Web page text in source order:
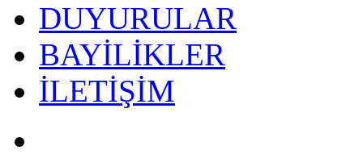
DUYURULAR
BAYİLİKLER
İLETİŞİM